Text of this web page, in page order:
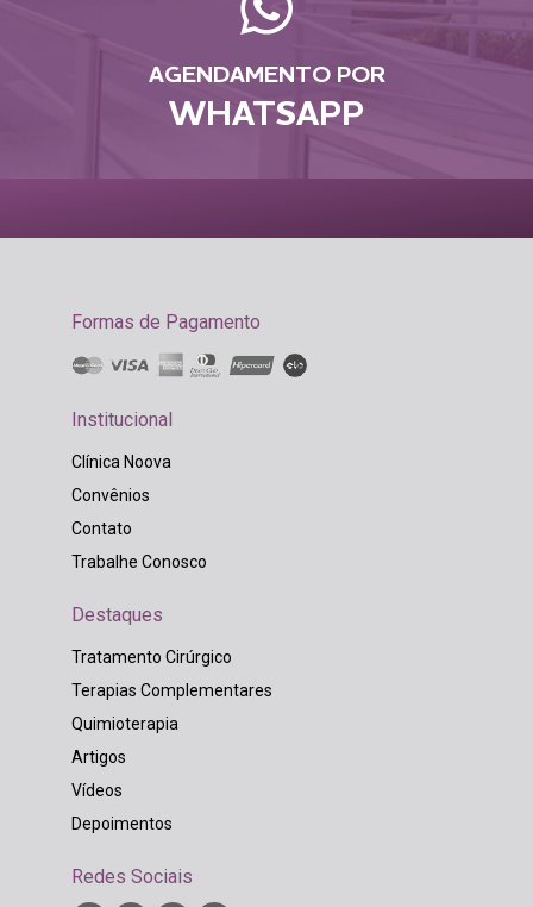
AGENDAMENTO POR
WHATSAPP
Formas de Pagamento
Institucional
Clínica Noova
Convênios
Contato
Trabalhe Conosco
Destaques
Tratamento Cirúrgico
Terapias Complementares
Quimioterapia
Artigos
Vídeos
Depoimentos
Redes Sociais